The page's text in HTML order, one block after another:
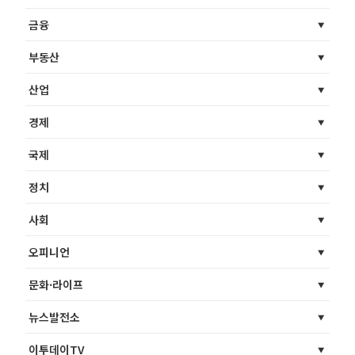
금융
부동산
산업
경제
국제
정치
사회
오피니언
문화·라이프
뉴스발전소
이투데이TV